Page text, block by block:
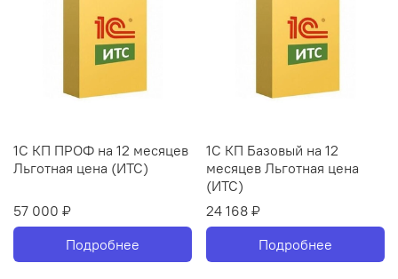
1С КП ПРОФ на 12 месяцев
Льготная цена (ИТС)
57 000 ₽
Подробнее
1С КП Базовый на 12
месяцев Льготная цена
(ИТС)
24 168 ₽
Подробнее